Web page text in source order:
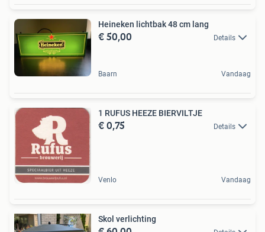
Heineken lichtbak 48 cm lang
€ 50,00 Details
Baarn Vandaag
1 RUFUS HEEZE BIERVILTJE
€ 0,75 Details
Venlo Vandaag
Skol verlichting